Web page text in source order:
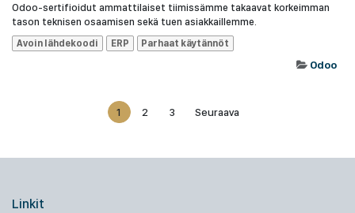
Odoo-sertifioidut ammattilaiset tiimissämme takaavat korkeimman
tason teknisen osaamisen sekä tuen asiakkaillemme.
Avoin lähdekoodi
ERP Parhaat käytännöt
Odoo
1 2 3 Seuraava
Linkit